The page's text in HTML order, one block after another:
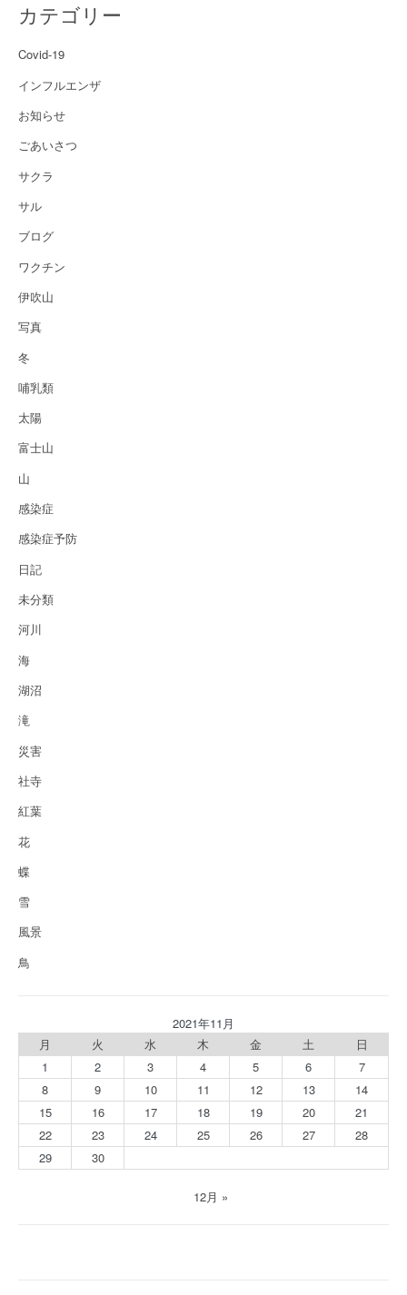
カテゴリー
Covid-19
インフルエンザ
お知らせ
ごあいさつ
サクラ
サル
ブログ
ワクチン
伊吹山
写真
冬
哺乳類
太陽
富士山
山
感染症
感染症予防
日記
未分類
河川
海
湖沼
滝
災害
社寺
紅葉
花
蝶
雪
風景
鳥
2021年11月
月
火 水 木 金 土
日
1
2 3 4 5 6
7
8
9 10 11 12 13
14
15
16 17 18 19 20
21
22
23 24 25 26 27
28
29
30
12月 »